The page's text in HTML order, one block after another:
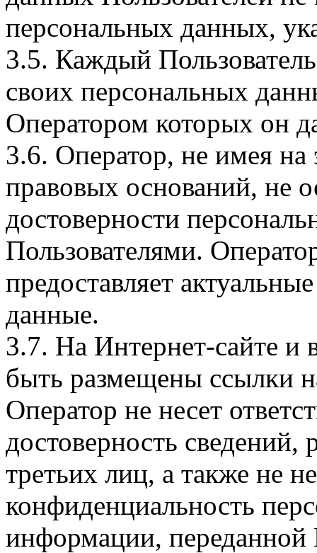
персональных данных,
3.5. Каждый
своих персональных
Оператором которых он
3.6. Оператор, не имея
правовых оснований, не
достоверности
Пользователями.
предоставляет
данные.
3.7. На Интернет-сайте
быть размещены ссылки
Оператор не несет
достоверность
третьих лиц, а также не
конфиденциальность
информации, переданной